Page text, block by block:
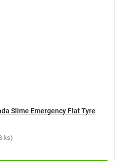
Slime Emergency Flat Tyre
ks)